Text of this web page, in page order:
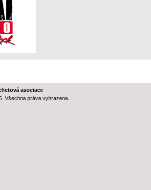
asociace
Všechna práva vyhrazena.